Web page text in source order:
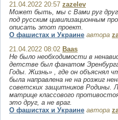
21.04.2022 20:57 zazelev
Может быть, мы с Вами руг
под русским цивилизационным
описать этот проект.
О фашистах и Украине автора
21.04.2022 08:02 Baas
Не было необходимости в
детстве был фанатом
Годы. Жизнь» , где он объяснял
была направлена не на розжиг
советских защитников Родины.
матрице классового
это друг, а не враг.
О фашистах и Украине автора